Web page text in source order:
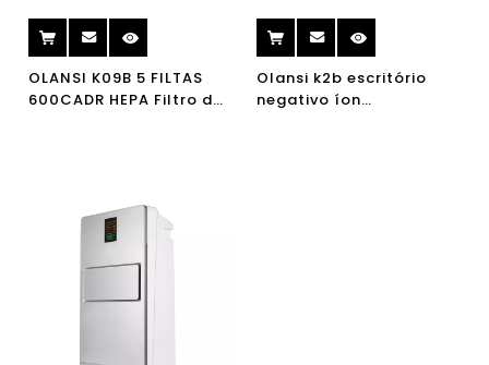
OLANSI K09B 5 FILTAS
600CADR HEPA Filtro de
Olansi k2b escritório
negativo íon